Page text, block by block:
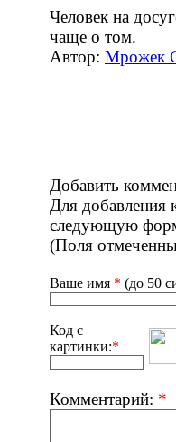
Человек на
чаще о том.
Автор: Мрожек
Добавить
Для добавления
следующую
(Поля
Ваше имя * (до 50
Код с
картинки:*
Комментарий: *